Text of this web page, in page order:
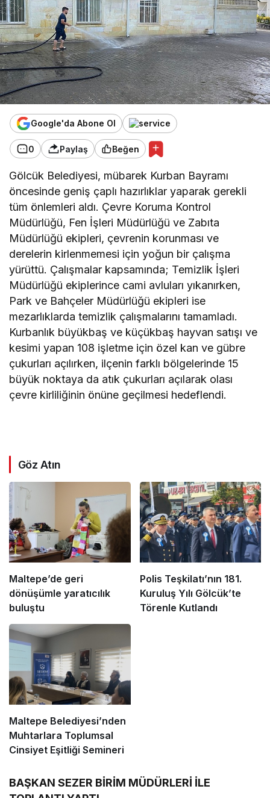
Google'da Abone Ol
0 Paylaş Beğen
Gölcük Belediyesi, mübarek Kurban Bayramı
öncesinde geniş çaplı hazırlıklar yaparak gerekli
tüm önlemleri aldı. Çevre Koruma Kontrol
Müdürlüğü, Fen İşleri Müdürlüğü ve Zabıta
Müdürlüğü ekipleri, çevrenin korunması ve
derelerin kirlenmemesi için yoğun bir çalışma
yürüttü. Çalışmalar kapsamında; Temizlik İşleri
Müdürlüğü ekiplerince cami avluları yıkanırken,
Park ve Bahçeler Müdürlüğü ekipleri ise
mezarlıklarda temizlik çalışmalarını tamamladı.
Kurbanlık büyükbaş ve küçükbaş hayvan satışı ve
kesimi yapan 108 işletme için özel kan ve gübre
çukurları açılırken, ilçenin farklı bölgelerinde 15
büyük noktaya da atık çukurları açılarak olası
çevre kirliliğinin önüne geçilmesi hedeflendi.
Göz Atın
Maltepe’de geri
dönüşümle yaratıcılık
buluştu
Polis Teşkilatı’nın 181.
Kuruluş Yılı Gölcük’te
Törenle Kutlandı
Maltepe Belediyesi’nden
Muhtarlara Toplumsal
Cinsiyet Eşitliği Semineri
BAŞKAN SEZER BİRİM MÜDÜRLERİ İLE